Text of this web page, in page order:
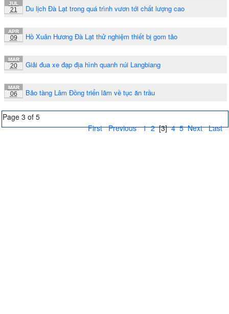
JUL
21 Du lịch Đà Lạt trong quá trình vươn tới chất lượng cao
APR
09 Hồ Xuân Hương Đà Lạt thử nghiệm thiết bị gom tảo
MAR
20 Giải đua xe đạp địa hình quanh núi Langbiang
MAR
06 Bảo tàng Lâm Đồng triển lãm về tục ăn trầu
Page 3 of 5
First Previous 1 2 [3] 4 5 Next Last